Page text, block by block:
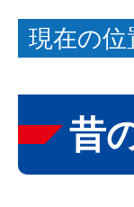
現在の位
昔